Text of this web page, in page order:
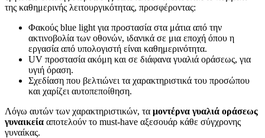
της καθημερινής λειτουργικότητας, προσφέροντας:
Φακούς blue light για προστασία στα μάτια από την
ακτινοβολία των οθονών, ιδανικά σε μια εποχή όπου η
εργασία από υπολογιστή είναι καθημερινότητα.
UV προστασία ακόμη και σε διάφανα γυαλιά οράσεως, για
υγιή όραση.
Σχεδίαση που βελτιώνει τα χαρακτηριστικά του προσώπου
και χαρίζει αυτοπεποίθηση.
Λόγω αυτών των χαρακτηριστικών, τα μοντέρνα γυαλιά οράσεως
γυναικεία αποτελούν το must-have αξεσουάρ κάθε σύγχρονης
γυναίκας.